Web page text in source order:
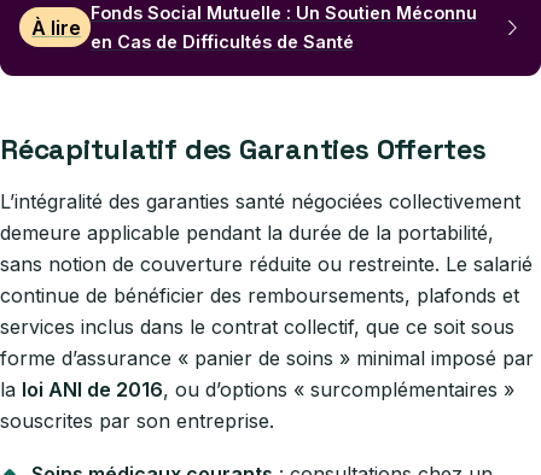
À lire
Fonds Social Mutuelle : Un Soutien Méconnu
en Cas de Difficultés de Santé
Récapitulatif des Garanties Offertes
L’intégralité des garanties santé négociées collectivement
demeure applicable pendant la durée de la portabilité,
sans notion de couverture réduite ou restreinte. Le salarié
continue de bénéficier des remboursements, plafonds et
services inclus dans le contrat collectif, que ce soit sous
forme d’assurance « panier de soins » minimal imposé par
la loi ANI de 2016, ou d’options « surcomplémentaires »
souscrites par son entreprise.